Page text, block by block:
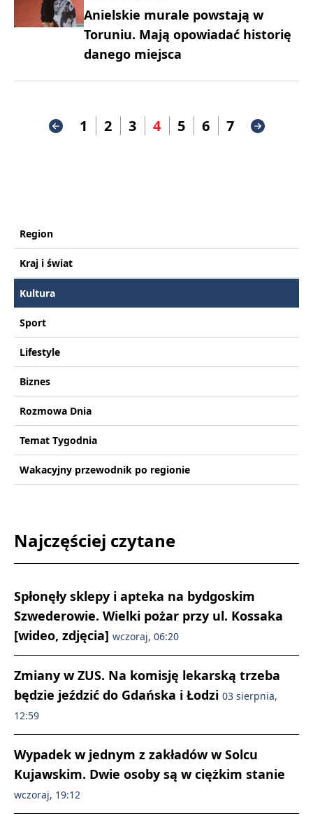
Anielskie murale powstają w
Toruniu. Mają opowiadać historię
danego miejsca
1 2 3 4 5 6 7
Region
Kraj i świat
Kultura
Sport
Lifestyle
Biznes
Rozmowa Dnia
Temat Tygodnia
Wakacyjny przewodnik po regionie
Najczęściej czytane
Spłonęły sklepy i apteka na bydgoskim
Szwederowie. Wielki pożar przy ul. Kossaka
[wideo, zdjęcia] wczoraj, 06:20
Zmiany w ZUS. Na komisję lekarską trzeba
będzie jeździć do Gdańska i Łodzi 03 sierpnia,
12:59
Wypadek w jednym z zakładów w Solcu
Kujawskim. Dwie osoby są w ciężkim stanie
wczoraj, 19:12